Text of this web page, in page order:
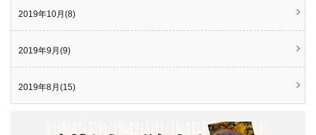
2019年10月(8)
2019年9月(9)
2019年8月(15)